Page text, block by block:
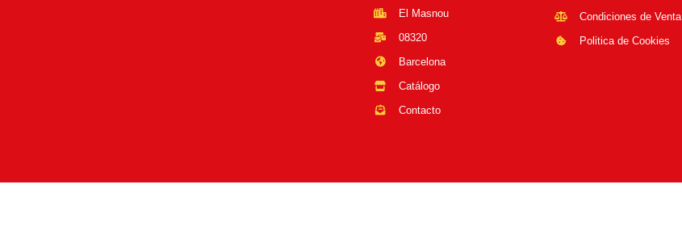
El Masnou
08320
Barcelona
Catálogo
Contacto
Condiciones de Venta
Politica de Cookies